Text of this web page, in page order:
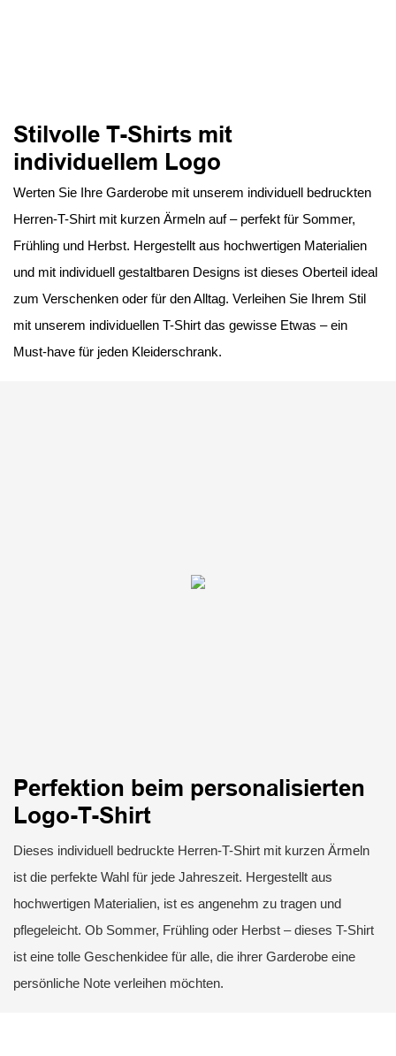
Stilvolle T-Shirts mit
individuellem Logo
Werten Sie Ihre Garderobe mit unserem individuell bedruckten
Herren-T-Shirt mit kurzen Ärmeln auf – perfekt für Sommer,
Frühling und Herbst. Hergestellt aus hochwertigen Materialien
und mit individuell gestaltbaren Designs ist dieses Oberteil ideal
zum Verschenken oder für den Alltag. Verleihen Sie Ihrem Stil
mit unserem individuellen T-Shirt das gewisse Etwas – ein
Must-have für jeden Kleiderschrank.
Perfektion beim personalisierten
Logo-T-Shirt
Dieses individuell bedruckte Herren-T-Shirt mit kurzen Ärmeln
ist die perfekte Wahl für jede Jahreszeit. Hergestellt aus
hochwertigen Materialien, ist es angenehm zu tragen und
pflegeleicht. Ob Sommer, Frühling oder Herbst – dieses T-Shirt
ist eine tolle Geschenkidee für alle, die ihrer Garderobe eine
persönliche Note verleihen möchten.